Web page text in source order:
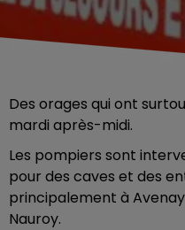
Des orages qui ont
mardi après-midi.
Les pompiers sont
pour des caves et des
principalement à
Nauroy.